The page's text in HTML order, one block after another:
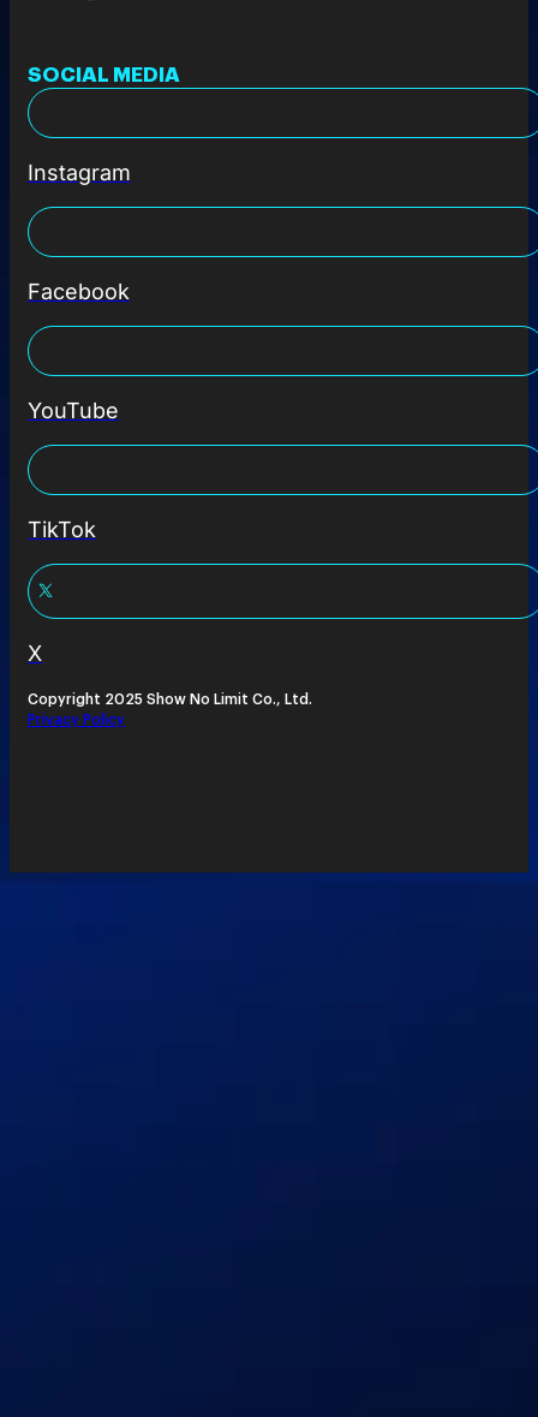
SOCIAL MEDIA
Instagram
Facebook
YouTube
TikTok
X
Copyright 2025 Show No Limit Co., Ltd.
Privacy Policy